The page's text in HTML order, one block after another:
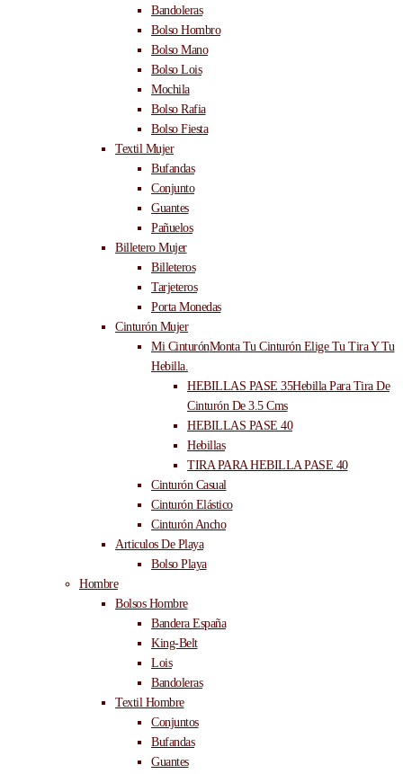
Bandoleras
Bolso Hombro
Bolso Mano
Bolso Lois
Mochila
Bolso Rafia
Bolso Fiesta
Textil Mujer
Bufandas
Conjunto
Guantes
Pañuelos
Billetero Mujer
Billeteros
Tarjeteros
Porta Monedas
Cinturón Mujer
Mi CinturónMonta Tu Cinturón Elige Tu Tira Y Tu
Hebilla.
HEBILLAS PASE 35Hebilla Para Tira De
Cinturón De 3.5 Cms
HEBILLAS PASE 40
Hebillas
TIRA PARA HEBILLA PASE 40
Cinturón Casual
Cinturón Elástico
Cinturón Ancho
Articulos De Playa
Bolso Playa
Hombre
Bolsos Hombre
Bandera España
King-Belt
Lois
Bandoleras
Textil Hombre
Conjuntos
Bufandas
Guantes